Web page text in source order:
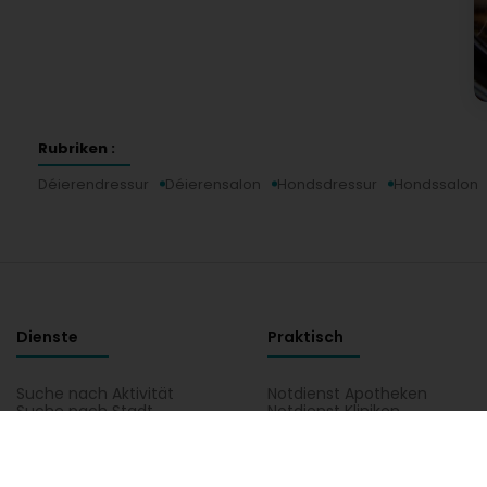
Rubriken :
Déierendressur
Déierensalon Hondsdressur Hondssalon
Dienste
Suche nach Aktivität
Suche nach Stadt
Praktisch
Notdienst Apotheken
Notdienst Kliniken